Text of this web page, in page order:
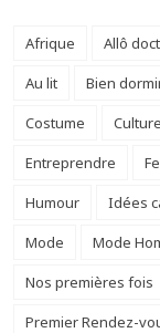
Afrique Allô
Au lit
Bien
Costume
Entreprendre
Humour
Idées
Mode
Mode
Nos premières fois
Premier Rendez-